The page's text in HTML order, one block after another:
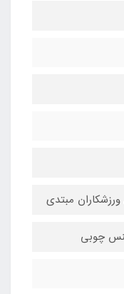
ورزشکاران مبتدی
چوبی